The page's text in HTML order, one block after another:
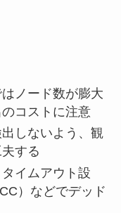
ノード数が膨大
コストに注意
しないよう、観
する
イムアウト設
）などでデッド